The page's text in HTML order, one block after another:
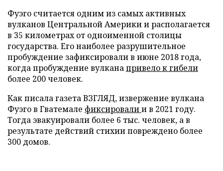
Фуэго считается одним из самых активных
вулканов Центральной Америки и располагается
в 35 километрах от одноименной столицы
государства. Его наиболее разрушительное
пробуждение зафиксировали в июне 2018 года,
когда пробуждение вулканапривело к гибели
более 200 человек.
Как писала газета ВЗГЛЯД, извержение вулкана
Фуэго в Гватемале фиксировалии в 2021 году.
Тогда эвакуировали более 6 тыс. человек, а в
результате действий стихии повреждено более
300 домов.